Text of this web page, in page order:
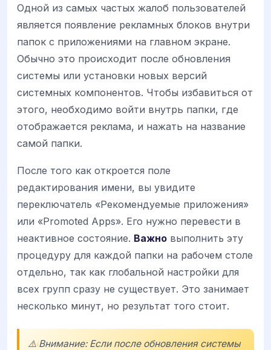
Одной из самых частых жалоб пользователей
является появление рекламных блоков внутри
папок с приложениями на главном экране.
Обычно это происходит после обновления
системы или установки новых версий
системных компонентов. Чтобы избавиться от
этого, необходимо войти внутрь папки, где
отображается реклама, и нажать на название
самой папки.
После того как откроется поле
редактирования имени, вы увидите
переключатель «Рекомендуемые приложения»
или «Promoted Apps». Его нужно перевести в
неактивное состояние. Важно выполнить эту
процедуру для каждой папки на рабочем столе
отдельно, так как глобальной настройки для
всех групп сразу не существует. Это занимает
несколько минут, но результат того стоит.
⚠️ Внимание: Если после обновления системы